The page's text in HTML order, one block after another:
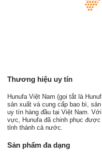
Thương hiệu uy tín
Hunufa Việt Nam (gọi tắt là
sản xuất và cung cấp bao bì,
uy tín hàng đầu tại Việt Nam.
vực, Hunufa đã chinh phục
tỉnh thành cả nước.
Sản phẩm đa dạng